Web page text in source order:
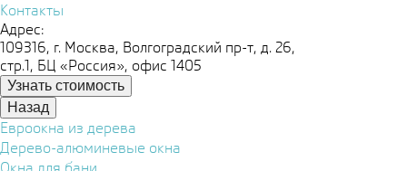
Контакты
Адрес:
109316, г. Москва, Волгоградский пр-т, д. 26,
стр.1, БЦ «Россия», офис 1405
Узнать стоимость
Назад
Евроокна из дерева
Дерево-алюминевые окна